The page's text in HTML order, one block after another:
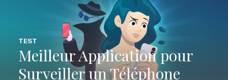
Meilleur Application pour
Surveiller un Téléphone
TEST